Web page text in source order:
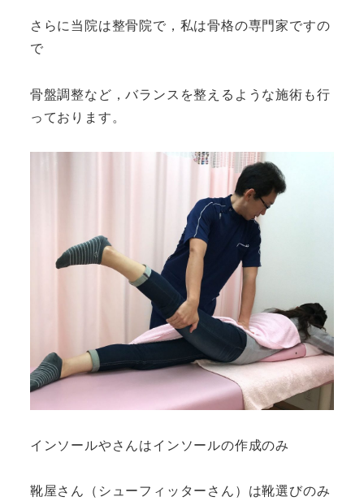
さらに当院は整骨院で，私は骨格の専門家ですの
で
骨盤調整など，バランスを整えるような施術も行
っております。
インソールやさんはインソールの作成のみ
靴屋さん（シューフィッターさん）は靴選びのみ